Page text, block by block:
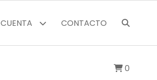
CUENTA CONTACTO
0